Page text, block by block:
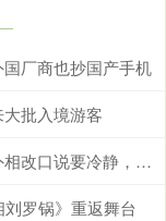
厂商也抄国产手机
批入境游客
线上配资知识网 被中国反将一军后，日本外相改口说要冷静，冲之鸟礁提都不敢提
罗锅》重返舞台